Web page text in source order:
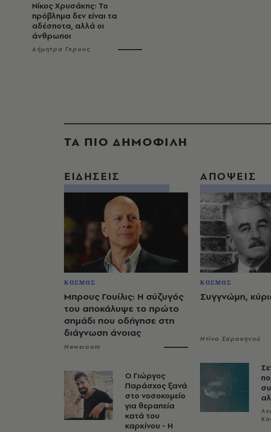
Νίκος Χρυσάκης: Το
πρόβλημα δεν είναι τα
αδέσποτα, αλλά οι
άνθρωποι
Δήμητρα Γκρους
ΤΑ ΠΙΟ ΔΗΜΟΦΙΛΗ
ΕΙΔΗΣΕΙΣ
ΚΟΣΜΟΣ
Μπρους Γουίλις: Η σύζυγός
του αποκάλυψε το πρώτο
σημάδι που οδήγησε στη
διάγνωση άνοιας
Newsroom
O Γιώργος
Παράσχος ξανά
στο νοσοκομείο
για θεραπεία
κατά του
καρκίνου - Η
ΑΠΟΨΕΙΣ
ΚΟΣΜΟΣ
Συγγνώμη,
Ντίνα Σαρακηνού